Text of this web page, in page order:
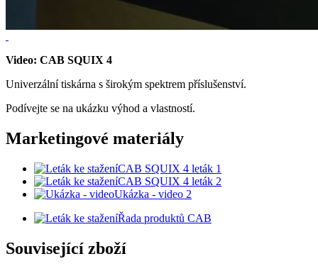
Video: CAB SQUIX 4
Univerzální tiskárna s širokým spektrem příslušenství.
Podívejte se na ukázku výhod a vlastností.
Marketingové materiály
CAB SQUIX 4 leták 1
CAB SQUIX 4 leták 2
Ukázka - video 2
Řada produktů CAB
Související zboží